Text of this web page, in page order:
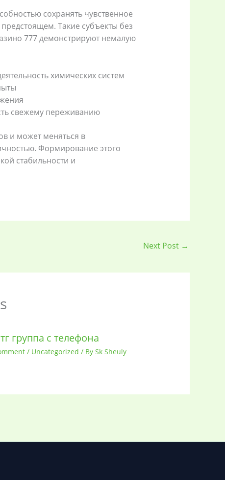
сохранять чувственное
Такие субъекты без
777 демонстрируют немалую
химических систем
свежему переживанию
и может меняться в
Формирование этого
стабильности и
Next Post →
группа с телефона
/ Uncategorized / By Sk Sheuly